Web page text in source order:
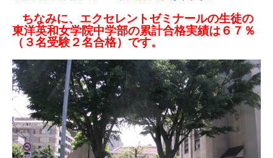
ちなみに、エクセレントゼミナールの生徒の
東洋英和女学院中学部の累計合格実績は６７％
（３名受験２名合格）です。